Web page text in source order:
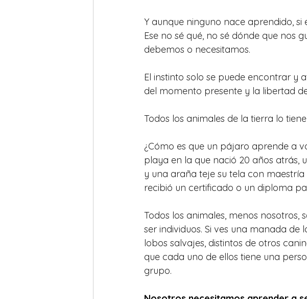
Y aunque ninguno nace aprendido,
Ese no sé qué, no sé dónde que nos
debemos o necesitamos.
El instinto solo se puede encontrar y
del momento presente y la libertad
Todos los animales de la tierra lo
¿Cómo es que un pájaro aprende a
playa en la que nació 20 años atrás,
y una araña teje su tela con
recibió un certificado o un diploma
Todos los animales, menos
ser individuos. Si ves una manada
lobos salvajes, distintos de otros
que cada uno de ellos tiene una
grupo.